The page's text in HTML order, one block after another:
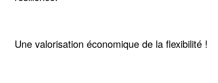
Une valorisation économique de la flexibilité !